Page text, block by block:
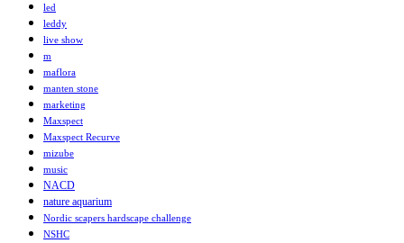
led
leddy
live show
m
maflora
manten stone
marketing
Maxspect
Maxspect Recurve
mizube
music
NACD
nature aquarium
Nordic scapers hardscape challenge
NSHC